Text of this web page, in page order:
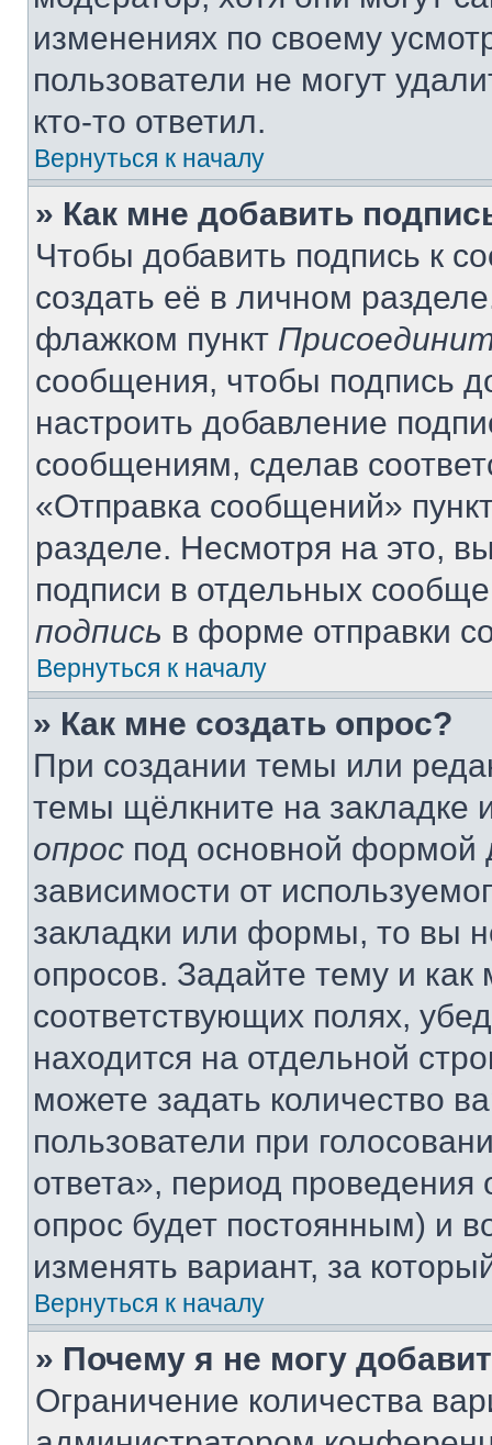
изменениях по своему
пользователи не могут
кто-то ответил.
Вернуться к началу
» Как мне добавить
Чтобы добавить подпись к
создать её в личном
флажком пункт
сообщения, чтобы подпись
настроить добавление
сообщениям, сделав
«Отправка сообщений»
разделе. Несмотря на это,
подписи в отдельных
подпись в форме отправки
Вернуться к началу
» Как мне создать опрос?
При создании темы или
темы щёлкните на
опрос под основной формой
зависимости от
закладки или формы, то вы
опросов. Задайте тему и
соответствующих полях,
находится на отдельной
можете задать количество
пользователи при
ответа», период проведения
опрос будет постоянным) и
изменять вариант, за
Вернуться к началу
» Почему я не могу
Ограничение количества